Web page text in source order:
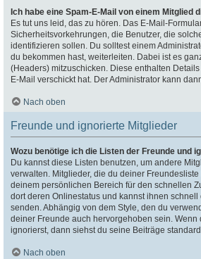
Ich habe eine Spam-E-Mail von einem Mitglied
Es tut uns leid, das zu hören. Das E-Mail-
Sicherheitsvorkehrungen, die Benutzer, die
identifizieren sollen. Du solltest einem
du bekommen hast, weiterleiten. Dabei ist es
(Headers) mitzuschicken. Diese enthalten
E-Mail verschickt hat. Der Administrator kann
Nach oben
Freunde und ignorierte Mitglieder
Wozu benötige ich die Listen der Freunde und
Du kannst diese Listen benutzen, um andere
verwalten. Mitglieder, die du deiner
deinem persönlichen Bereich für den schnellen
dort deren Onlinestatus und kannst ihnen
senden. Abhängig von dem Style, den du
deiner Freunde auch hervorgehoben sein. Wenn
ignorierst, dann siehst du seine Beiträge
Nach oben